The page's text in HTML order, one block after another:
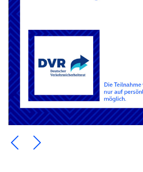
Ein Element zurück blättern
Ein Element weiter blättern